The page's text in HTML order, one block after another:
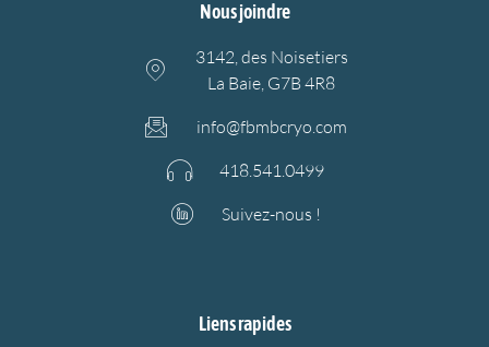
Nous joindre
3142, des Noisetiers
La Baie, G7B 4R8
info@fbmbcryo.com
418.541.0499
Suivez-nous !
Liens rapides